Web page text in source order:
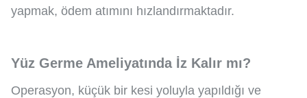
yapmak, ödem atımını hızlandırmaktadır.
Yüz Germe Ameliyatında İz Kalır mı?
Operasyon, küçük bir kesi yoluyla yapıldığı ve